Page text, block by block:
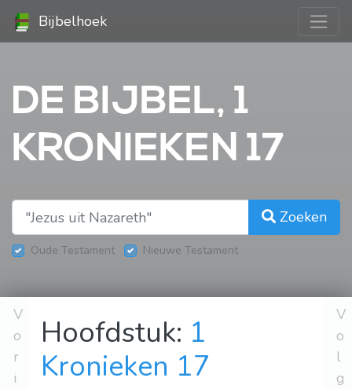
Bijbelhoek
DE BIJBEL, 1
KRONIEKEN 17
Zoeken
Oude Testament Nieuwe Testament
V
o
r
i
Hoofdstuk: 1
Kronieken 17
V
o
l
g